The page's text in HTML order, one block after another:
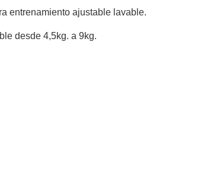
entrenamiento ajustable lavable.
desde 4,5kg. a 9kg.